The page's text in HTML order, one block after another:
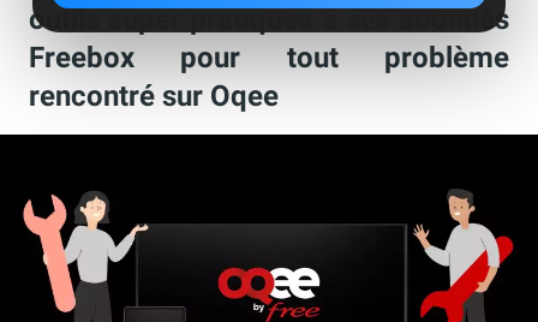
outils super pratiques à ses abonnés
Freebox pour tout problème
rencontré sur Oqee